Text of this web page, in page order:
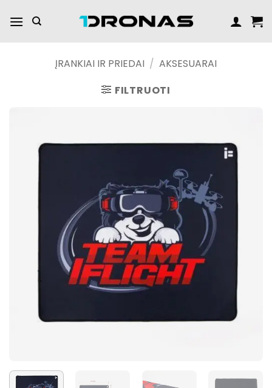
turinį
ĮRANKIAI IR PRIEDAI / AKSESUARAI
FILTRUOTI